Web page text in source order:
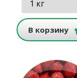
В корзину